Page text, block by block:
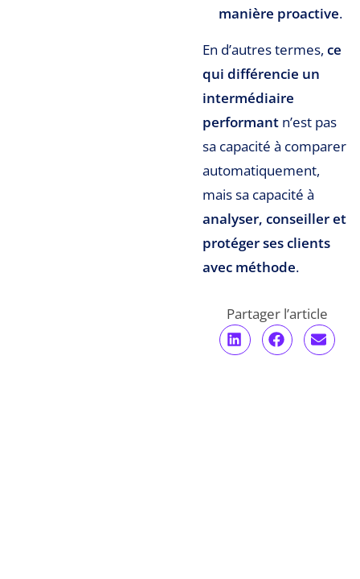
manière proactive.
En d’autres termes, ce
qui différencie un
intermédiaire
performantn’est pas
sa capacité à comparer
automatiquement,
mais sa capacité à
analyser, conseiller et
protéger ses clients
avec méthode.
Partager l’article